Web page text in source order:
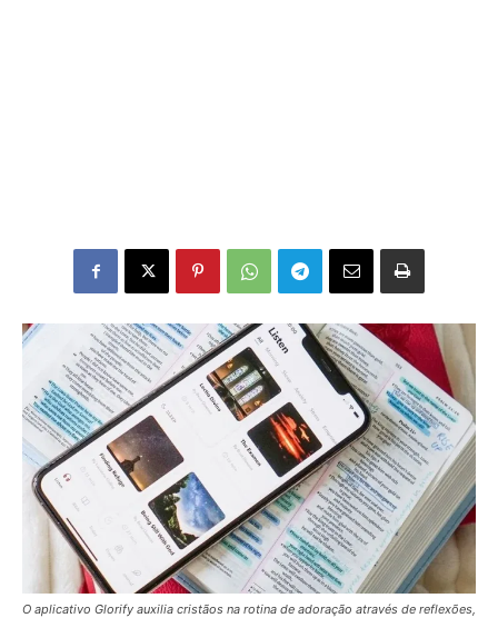
O aplicativo Glorify auxilia cristãos na rotina de adoração através de reflexões,